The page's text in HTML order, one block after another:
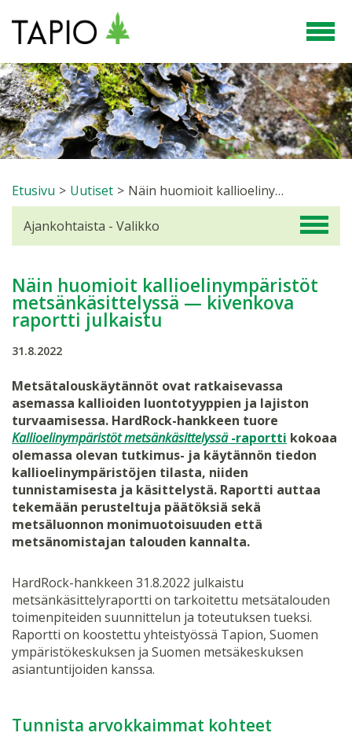
Etusivu > Uutiset > Näin huomioit kallioelinympäristöt metsänkäsittelyssä — kivenkova raportti julkaistu
Näin huomioit kallioelinympäristöt
metsänkäsittelyssä — kivenkova
raportti julkaistu
31.8.2022
Metsätalouskäytännöt ovat ratkaisevassa
asemassa kallioiden luontotyyppien ja lajiston
turvaamisessa. HardRock-hankkeen tuore
Kallioelinympäristöt metsänkäsittelyssä-raportti kokoaa
olemassa olevan tutkimus- ja käytännön tiedon
kallioelinympäristöjen tilasta, niiden
tunnistamisesta ja käsittelystä. Raportti auttaa
tekemään perusteltuja päätöksiä sekä
metsäluonnon monimuotoisuuden että
metsänomistajan talouden kannalta.
HardRock-hankkeen 31.8.2022 julkaistu
metsänkäsittelyraportti on tarkoitettu metsätalouden
toimenpiteiden suunnittelun ja toteutuksen tueksi.
Raportti on koostettu yhteistyössä Tapion, Suomen
ympäristökeskuksen ja Suomen metsäkeskuksen
asiantuntijoiden kanssa.
Tunnista arvokkaimmat kohteet
Ajankohtaista - Valikko